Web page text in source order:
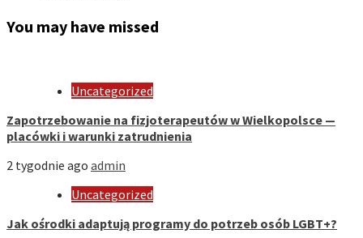
You may have missed
Uncategorized
Zapotrzebowanie na fizjoterapeutów w Wielkopolsce —
placówki i warunki zatrudnienia
2 tygodnie ago admin
Uncategorized
Jak ośrodki adaptują programy do potrzeb osób LGBT+?